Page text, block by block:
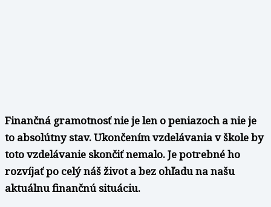
Finančná gramotnosť nie je len o peniazoch a nie je
to absolútny stav. Ukončením vzdelávania v škole by
toto vzdelávanie skončiť nemalo. Je potrebné ho
rozvíjať po celý náš život a bez ohľadu na našu
aktuálnu finančnú situáciu.